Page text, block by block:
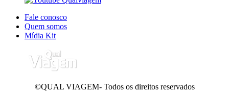
Fale conosco
Quem somos
Mídia Kit
©QUAL VIAGEM- Todos os direitos reservados